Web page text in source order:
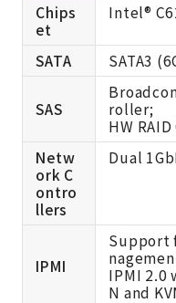
Chips
et
Intel®
SATA SATA3
SAS
roller;
HW
Netw
ork C
ontro
llers
Dual
IPMI
Support
IPMI 2.0
N and